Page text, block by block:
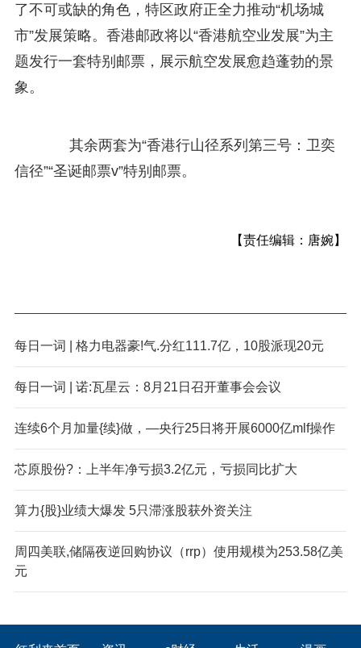
了不可或缺的角色，特区政府正全力推动“机场城
市”发展策略。香港邮政将以“香港航空业发展”为主
题发行一套特别邮票，展示航空发展愈趋蓬勃的景
象。
其余两套为“香港行山径系列第三号：卫奕
信径”“圣诞邮票v”特别邮票。
【责任编辑：唐婉】
每日一词 | 格力电器豪!气.分红111.7亿，10股派现20元
每日一词 | 诺:瓦星云：8月21日召开董事会会议
连续6个月加量{续}做，—央行25日将开展6000亿mlf操作
芯原股份?：上半年净亏损3.2亿元，亏损同比扩大
算力{股}业绩大爆发 5只滞涨股获外资关注
周四美联,储隔夜逆回购协议（rrp）使用规模为253.58亿美
元